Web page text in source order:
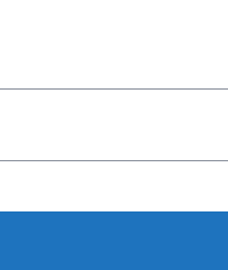
post: